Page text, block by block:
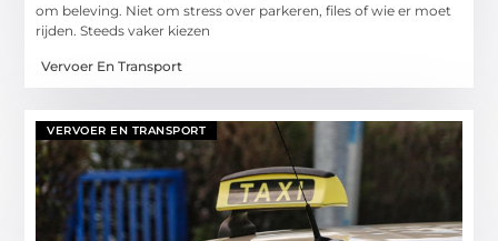
om beleving. Niet om stress over parkeren, files of wie er moet
rijden. Steeds vaker kiezen
Vervoer En Transport
VERVOER EN TRANSPORT